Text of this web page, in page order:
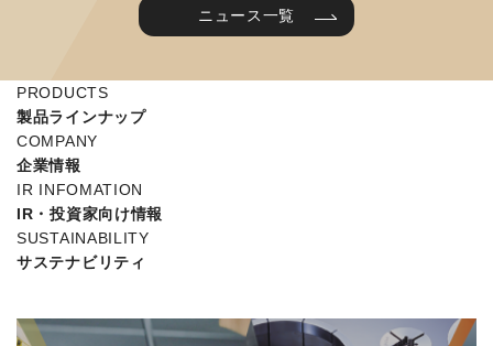
ニュース一覧
PRODUCTS
製品ラインナップ
COMPANY
企業情報
IR INFOMATION
IR・投資家向け情報
SUSTAINABILITY
サステナビリティ